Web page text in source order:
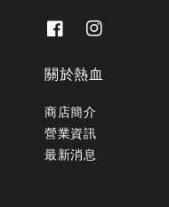
關於熱血
商店簡介
營業資訊
最新消息